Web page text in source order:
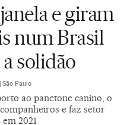
e giram
num Brasil
solidão
| São Paulo
ao panetone canino, o
e faz setor
em 2021